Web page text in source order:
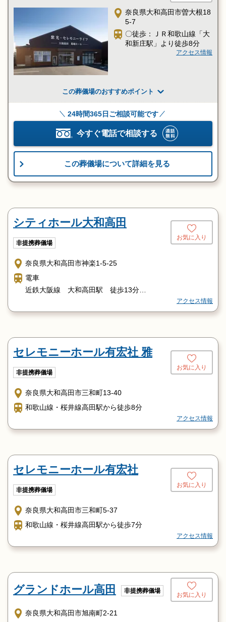
奈良県大和高田市曽大根18
5-7
〇徒歩：ＪＲ和歌山線「大
和新庄駅」より徒歩8分
アクセス情報
この葬儀場のおすすめポイント
24時間365日ご相談可能です
今すぐ電話で相談する
この葬儀場について詳細を見る
シティホール大和高田
非提携葬儀場
お気に入り
奈良県大和高田市神楽1-5-25
電車
近鉄大阪線 大和高田駅 徒歩13分
奈良交通 築山バス停前
アクセス情報
セレモニーホール有宏社 雅
非提携葬儀場
お気に入り
奈良県大和高田市三和町13-40
和歌山線・桜井線高田駅から徒歩8分
アクセス情報
セレモニーホール有宏社
非提携葬儀場
お気に入り
奈良県大和高田市三和町5-37
和歌山線・桜井線高田駅から徒歩7分
アクセス情報
グランドホール高田 非提携葬儀場
お気に入り
奈良県大和高田市旭南町2-21